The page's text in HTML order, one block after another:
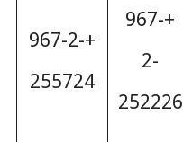
+967-
2-
252226
+967-2-
255724